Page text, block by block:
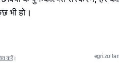
भी हो।
करें।